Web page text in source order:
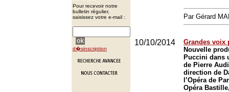
Pour recevoir notre
bulletin régulier,
saisissez votre e-mail :
d�sinscription
Par Gérard
10/10/2014
Grandes voix
Nouvelle
Puccini dans
de Pierre
direction de
l’Opéra de
Opéra